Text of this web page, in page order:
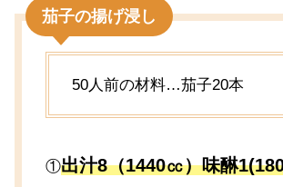
茄子の揚げ浸し
50人前の材料…茄子20本
①出汁8（1440㏄）味醂